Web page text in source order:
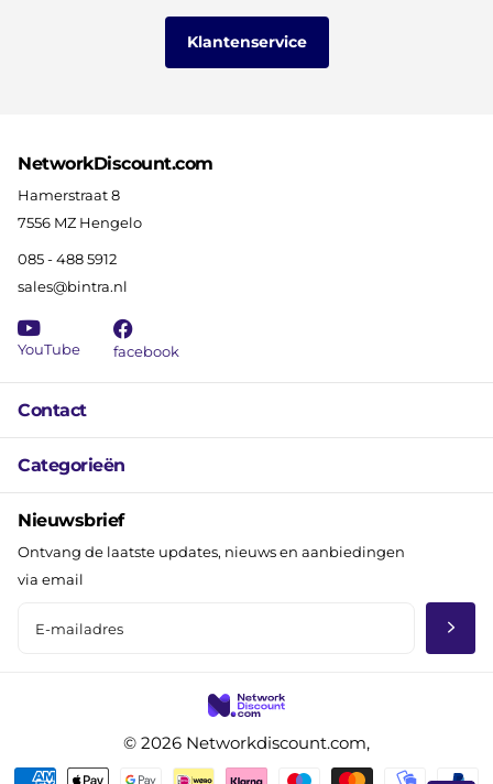
Klantenservice
Contact
Categorieën
NetworkDiscount.com
Hamerstraat 8
7556 MZ Hengelo
085 - 488 5912
sales@bintra.nl
YouTube facebook
Nieuwsbrief
Ontvang de laatste updates, nieuws en aanbiedingen
via email
© 2026 Networkdiscount.com,